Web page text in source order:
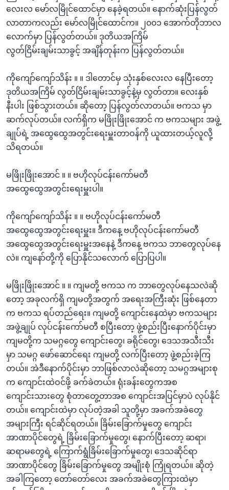
လေးလ မော်လမြိုင်ထောင်မှာ နေခဲ့ရတယ်။ နောက်ဆုံးပြန်လွတ်
လာတာကလည်း မော်လမြိုင်ထောင်က။ ၂၀၀၁ အောက်တိုဘာလ
လောက်မှာ ပြန်လွတ်တယ်။ ဒုတိယအကြိမ်
လွတ်ငြိမ်းချမ်းသာခွင့် အချိန်တုန်းက ပြန်လွတ်တယ်။
ကိုကျော်ကျော်သိန်း ။ ။ ဒါတောင်မှ သုံးနှစ်လေးလ နေပြီးတော့
ဒုတိယအကြိမ် လွတ်ငြိမ်းချမ်းသာခွင့်နဲ့မှ လွတ်တာ။ လေးနှစ်
နီးပါး ဖြစ်သွားတယ်။ ဆိုတော့ ပြန်လွတ်လာတယ်။ ဗကသ မှာ
ဆက်လုပ်တယ်။ လက်ရှိက မဖြိုးဖြိုးအောင် က ဗကသများ အဖွဲ့
ချုပ်ရဲ့ အထွေထွေအတွင်းရေးမှူးတာဝန်ကို ယူထားတယ့်လူလို့
သိရတယ်။
မဖြိုးဖြိုးအောင် ။ ။ ဗဟိုလုပ်ငန်းကော်မတီ
အထွေထွေအတွင်းရေးမှူးပါ။
ကိုကျော်ကျော်သိန်း ။ ။ ဗဟိုလုပ်ငန်းကော်မတီ
အထွေထွေအတွင်းရေးမှူး။ ဒီကနေ့ ဗဟိုလုပ်ငန်းကော်မတီ
အထွေထွေအတွင်းရေးမှူးအနေနဲ့ ဒီကနေ့ ဗကသ ဘာတွေလုပ်နေ
လဲ။ ကျနော်တို့ကို ပြောနိုင်သလောက် ပြောပြပါ။
မဖြိုးဖြိုးအောင် ။ ။ ကျမတို့ ဗကသ က ဘာတွေလုပ်နေသလဲဆို
တော့ အခုလက်ရှိ ကျမတို့အတွက် အရေးအကြီးဆုံး ဖြစ်နေတာ
က ဗကသ ရပ်တည်ရေး။ ကျမတို့ ကျောင်းနေထဲမှာ ဗကသများ
အဖွဲ့ချုပ် လုပ်ငန်းကော်မတီ စပြီးတော့ ဖွဲ့စည်းပြီးနောက်ပိုင်းမှာ
ကျမတို့က သမဂ္ဂတွေ ကျောင်းတွေ၊ ခရိုင်တွေ၊ ဒေသအသီးသီး
မှာ သမဂ္ဂ ဖော်ဆောင်ရေး ကျမတို့ လက်ပြီးတော့ ဖွဲ့စည်းခဲ့ကြ
တယ်။ အဲဒီနောက်ပိုင်းမှာ ဘာဖြစ်လာလဲဆိုတော့ သမဂ္ဂအများစု
က ကျောင်းထဲဝင်ဖို့ ခက်ခဲတယ်။ ရုံးခန်းတွေကအစ
ကျောင်းသားတွေ စုံတာတွေ့တာအစ ကျောင်းအပြင်မှာပဲ လုပ်နိုင်
တယ်။ ကျောင်းထဲမှာ လုပ်တဲ့အခါ သူတို့မှာ အခက်အခဲတွေ
အများကြီး ရင်ဆိုင်ရတယ်။ ခြိမ်းခြောက်မှုတွေ ကျောင်း
အာဏာပိုင်တွေရဲ့ ခြိမ်းခြောက်မှုတွေ၊ နောက်ပြီးတော့ ဆရာ၊
ဆရာမတွေရဲ့ ကြောက်ရွံခြိမ်းခြောက်မှုတွေ၊ ဒေသဆိုင်ရာ
အာဏာပိုင်တွေ ခြိမ်းခြောက်မှုတွေ အမျိုးစုံ ကြုံရတယ်။ ဆိုတဲ့
အခါကြတော့ တော်တော်လေး အခက်အခဲတွေကြားထဲမှာ